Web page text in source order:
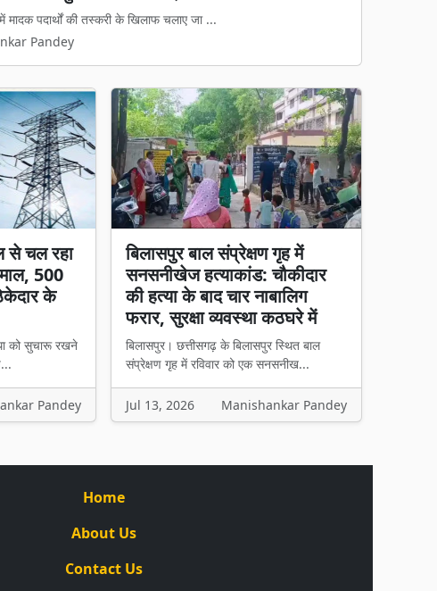
तक स्वच्छ पेयजल पहुंचाने का दावा कर रही है, वहीं दूसर...
Pandey
से चल रहा
500
के
को सुचारू रखने
Pandey
बिलासपुर बाल संप्रेक्षण गृह में
सनसनीखेज हत्याकांड: चौकीदार
की हत्या के बाद चार नाबालिग
फरार, सुरक्षा व्यवस्था कठघरे में
बिलासपुर। छत्तीसगढ़ के बिलासपुर स्थित बाल
संप्रेक्षण गृह में रविवार को एक सनसनीख...
Jul 13, 2026 Manishankar Pandey
Home
About Us
Contact Us